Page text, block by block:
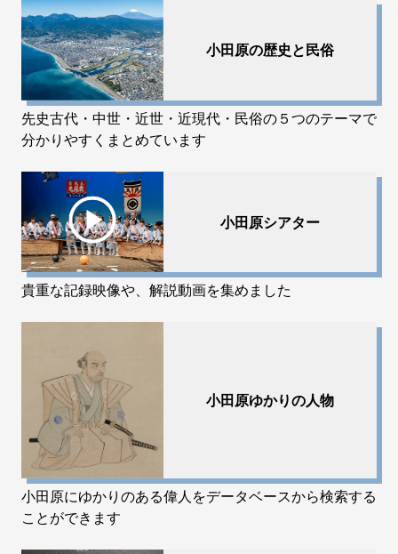
小田原の歴史と民俗
先史古代・中世・近世・近現代・民俗の５つのテーマで
分かりやすくまとめています
小田原シアター
貴重な記録映像や、解説動画を集めました
小田原ゆかりの人物
小田原にゆかりのある偉人をデータベースから検索する
ことができます